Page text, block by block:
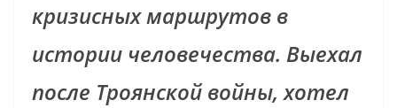
кризисных маршрутов в
истории человечества. Выехал
после Троянской войны, хотел